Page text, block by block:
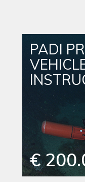
PADI
€